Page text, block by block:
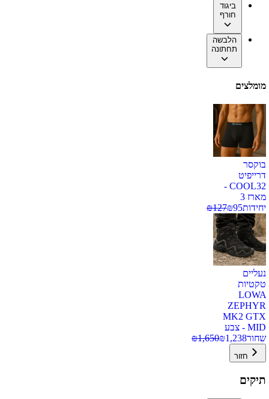
ביגוד
חורף
הלבשה
תחתונה
מומלצים
בוקסר
דרייפיט
COOL32 -
מארז 3
יחידות
₪95
₪127
נעליים
טקטיות
LOWA
ZEPHYR
MK2 GTX
MID - צבע
שחור
₪1,238
₪1,650
חזור
תיקים